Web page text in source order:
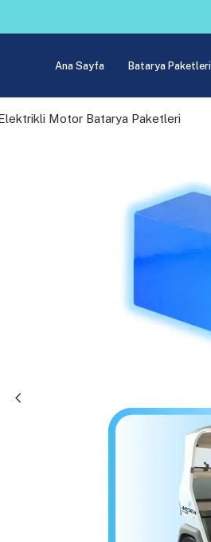
Ana Sayfa Batarya Paketleri
Motor Batarya Paketleri